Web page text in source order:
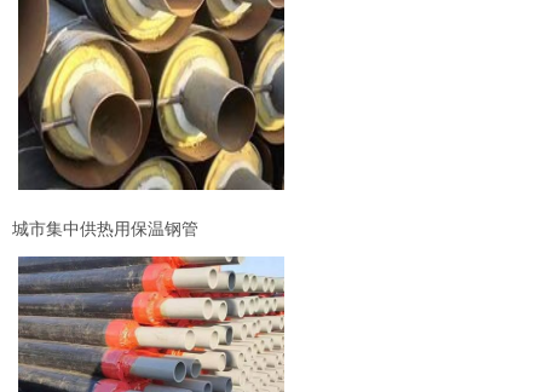
城市集中供热用保温钢管